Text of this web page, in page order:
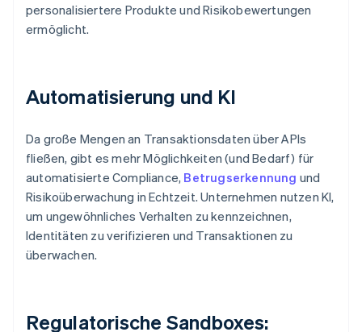
personalisiertere Produkte und Risikobewertungen
ermöglicht.
Automatisierung und KI
Da große Mengen an Transaktionsdaten über APIs
fließen, gibt es mehr Möglichkeiten (und Bedarf) für
automatisierte Compliance, Betrugserkennung und
Risikoüberwachung in Echtzeit. Unternehmen nutzen KI,
um ungewöhnliches Verhalten zu kennzeichnen,
Identitäten zu verifizieren und Transaktionen zu
überwachen.
Regulatorische Sandboxes: